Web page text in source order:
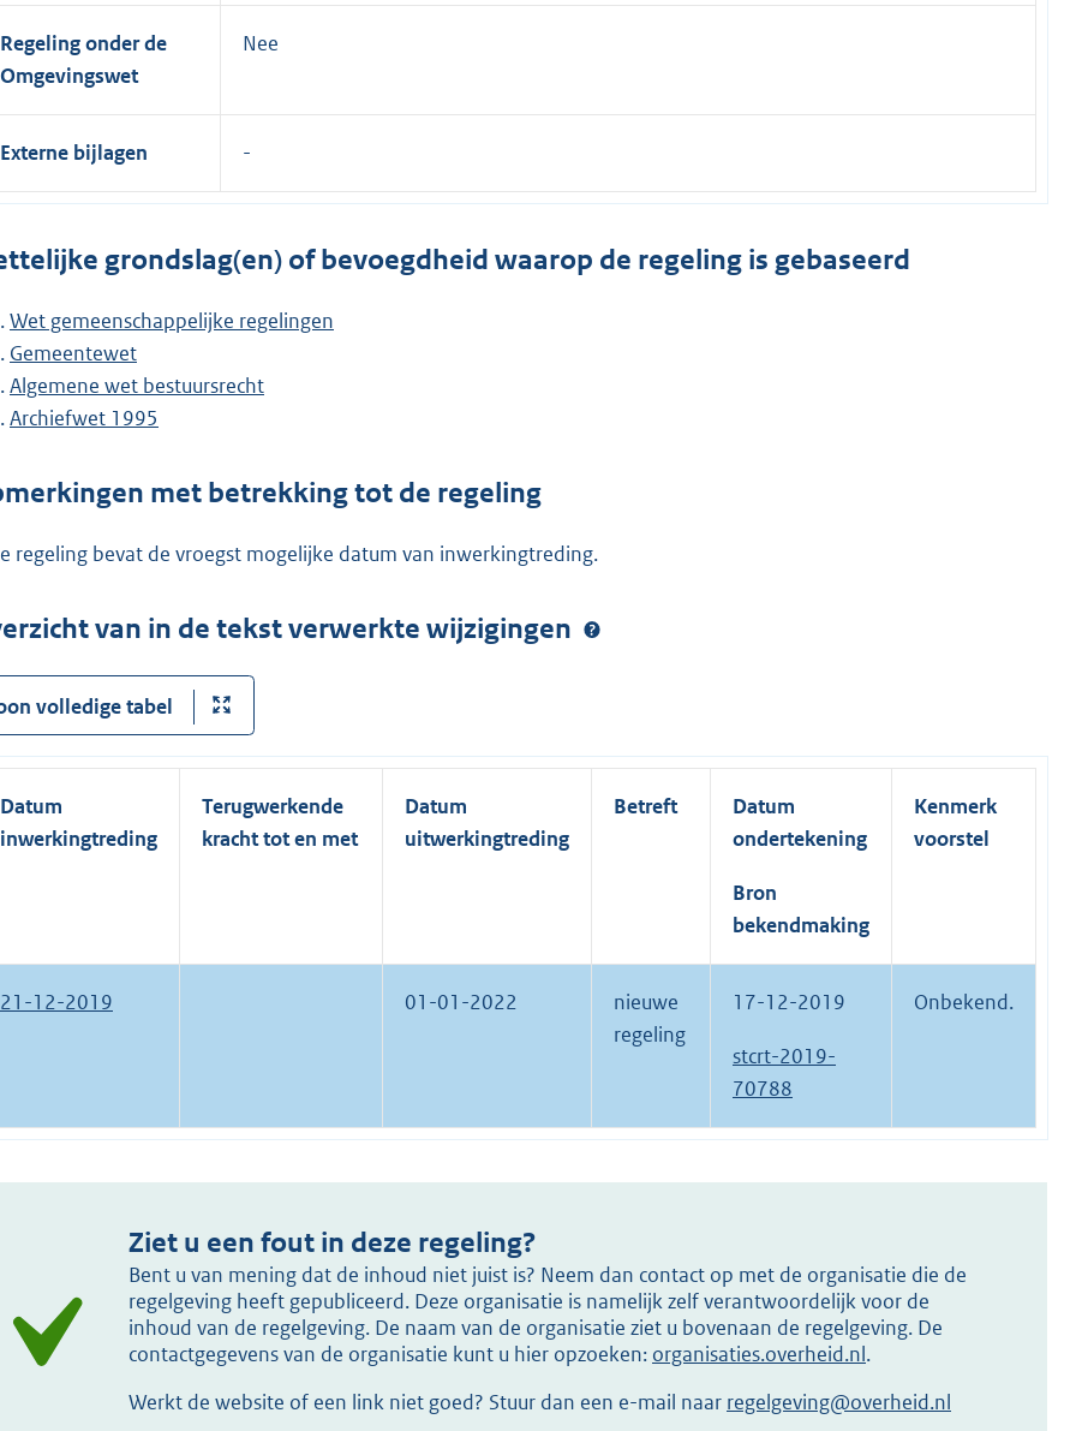
Regeling onder de
Omgevingswet
Nee
Externe bijlagen
grondslag(en) of bevoegdheid waarop de regeling is gebaseerd
Wet gemeenschappelijke regelingen
Gemeentewet
Algemene wet bestuursrecht
Archiefwet 1995
met betrekking tot de regeling
regeling bevat de vroegst mogelijke datum van inwerkingtreding.
van in de tekst verwerkte wijzigingen
volledige tabel
Datum
inwerkingtreding
Terugwerkende
kracht tot en met
Datum
uitwerkingtreding
Betreft
Datum
ondertekening
Bron
bekendmaking
Kenmerk
voorstel
21-12-2019 01-01-2022
nieuwe
regeling
17-12-2019
stcrt-2019-
70788
Onbekend.
Ziet u een fout in deze regeling?
Bent u van mening dat de inhoud niet juist is? Neem dan contact op met de organisatie die de
regelgeving heeft gepubliceerd. Deze organisatie is namelijk zelf verantwoordelijk voor de
inhoud van de regelgeving. De naam van de organisatie ziet u bovenaan de regelgeving. De
contactgegevens van de organisatie kunt u hier opzoeken: organisaties.overheid.nl.
Werkt de website of een link niet goed? Stuur dan een e-mail naar regelgeving@overheid.nl